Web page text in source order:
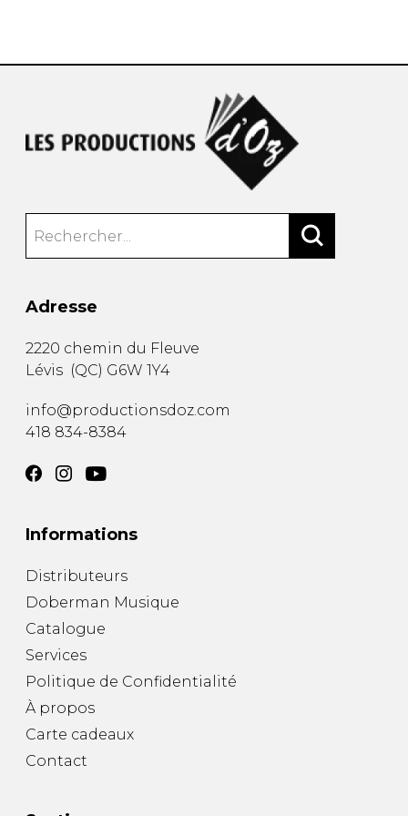
Adresse
2220 chemin du Fleuve
Lévis (QC) G6W 1Y4
info@productionsdoz.com
418 834-8384
Informations
Distributeurs
Doberman Musique
Catalogue
Services
Politique de Confidentialité
À propos
Carte cadeaux
Contact